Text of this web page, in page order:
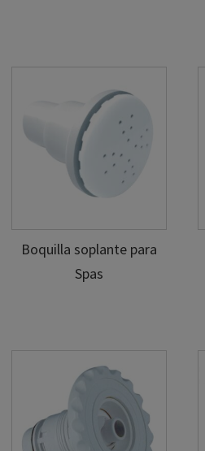
Boquilla soplante para
Spas